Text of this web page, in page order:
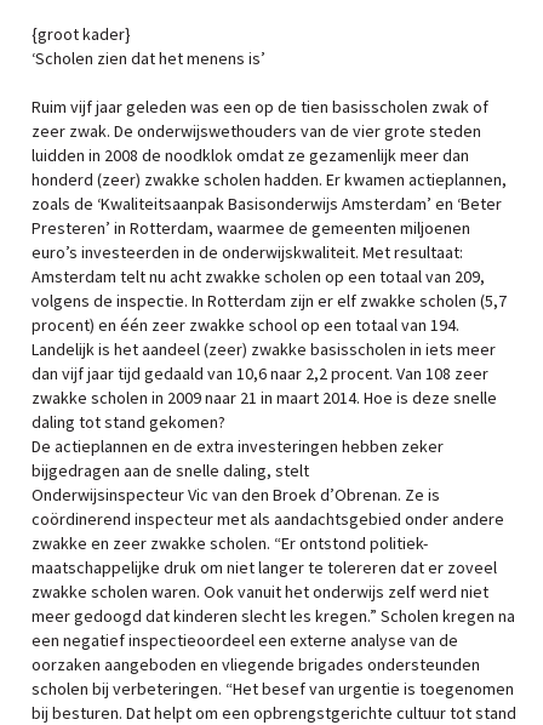
{groot kader}
‘Scholen zien dat het menens is’
Ruim vijf jaar geleden was een op de tien basisscholen zwak of
zeer zwak. De onderwijswethouders van de vier grote steden
luidden in 2008 de noodklok omdat ze gezamenlijk meer dan
honderd (zeer) zwakke scholen hadden. Er kwamen actieplannen,
zoals de ‘Kwaliteitsaanpak Basisonderwijs Amsterdam’ en ‘Beter
Presteren’ in Rotterdam, waarmee de gemeenten miljoenen
euro’s investeerden in de onderwijskwaliteit. Met resultaat:
Amsterdam telt nu acht zwakke scholen op een totaal van 209,
volgens de inspectie. In Rotterdam zijn er elf zwakke scholen (5,7
procent) en één zeer zwakke school op een totaal van 194.
Landelijk is het aandeel (zeer) zwakke basisscholen in iets meer
dan vijf jaar tijd gedaald van 10,6 naar 2,2 procent. Van 108 zeer
zwakke scholen in 2009 naar 21 in maart 2014. Hoe is deze snelle
daling tot stand gekomen?
De actieplannen en de extra investeringen hebben zeker
bijgedragen aan de snelle daling, stelt
Onderwijsinspecteur Vic van den Broek d’Obrenan. Ze is
coördinerend inspecteur met als aandachtsgebied onder andere
zwakke en zeer zwakke scholen. “Er ontstond politiek-
maatschappelijke druk om niet langer te tolereren dat er zoveel
zwakke scholen waren. Ook vanuit het onderwijs zelf werd niet
meer gedoogd dat kinderen slecht les kregen.” Scholen kregen na
een negatief inspectieoordeel een externe analyse van de
oorzaken aangeboden en vliegende brigades ondersteunden
scholen bij verbeteringen. “Het besef van urgentie is toegenomen
bij besturen. Dat helpt om een opbrengstgerichte cultuur tot stand